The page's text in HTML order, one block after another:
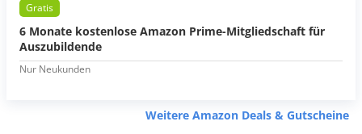
Gratis
6 Monate kostenlose Amazon Prime-Mitgliedschaft für
Auszubildende
Nur Neukunden
Weitere Amazon Deals & Gutscheine